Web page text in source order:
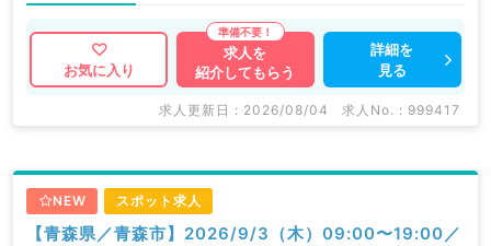
お気に入り
求人を
紹介してもらう
詳細を
見る
求人更新日 : 2026/08/04 求人No. : 999417
NEW スポット求人
【青森県／青森市】2026/9/3（木）09:00〜19:00／